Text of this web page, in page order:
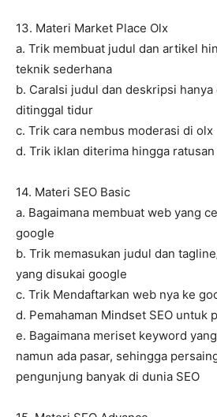
13. Materi Market Place Olx
a. Trik membuat judul dan artikel
teknik sederhana
b. CaraIsi judul dan deskripsi
ditinggal tidur
c. Trik cara nembus moderasi di olx
d. Trik iklan diterima hingga
14. Materi SEO Basic
a. Bagaimana membuat web yang
google
b. Trik memasukan judul dan
yang disukai google
c. Trik Mendaftarkan web nya ke
d. Pemahaman Mindset SEO untuk
e. Bagaimana meriset keyword
namun ada pasar, sehingga
pengunjung banyak di dunia SEO